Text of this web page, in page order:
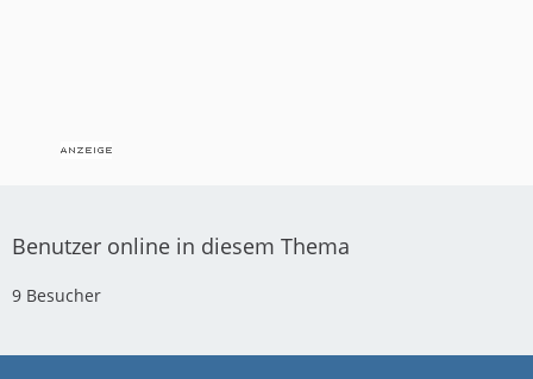
Benutzer online in diesem Thema
9 Besucher